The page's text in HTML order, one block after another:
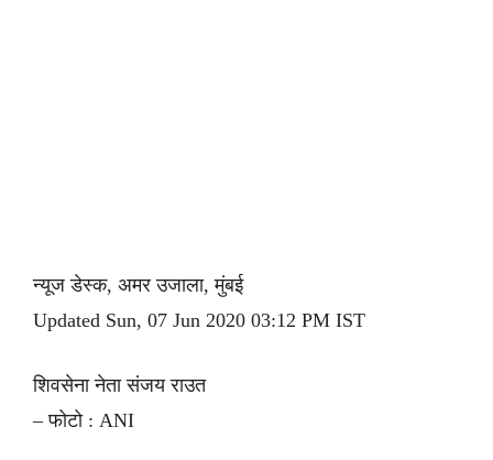
न्यूज डेस्क, अमर उजाला, मुंबई
Updated Sun, 07 Jun 2020 03:12 PM IST
शिवसेना नेता संजय राउत
– फोटो : ANI